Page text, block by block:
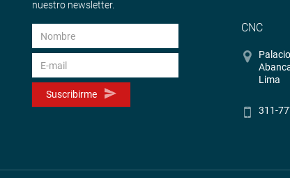
nuestro newsletter.
Suscribirme
CNC
Lima
311-